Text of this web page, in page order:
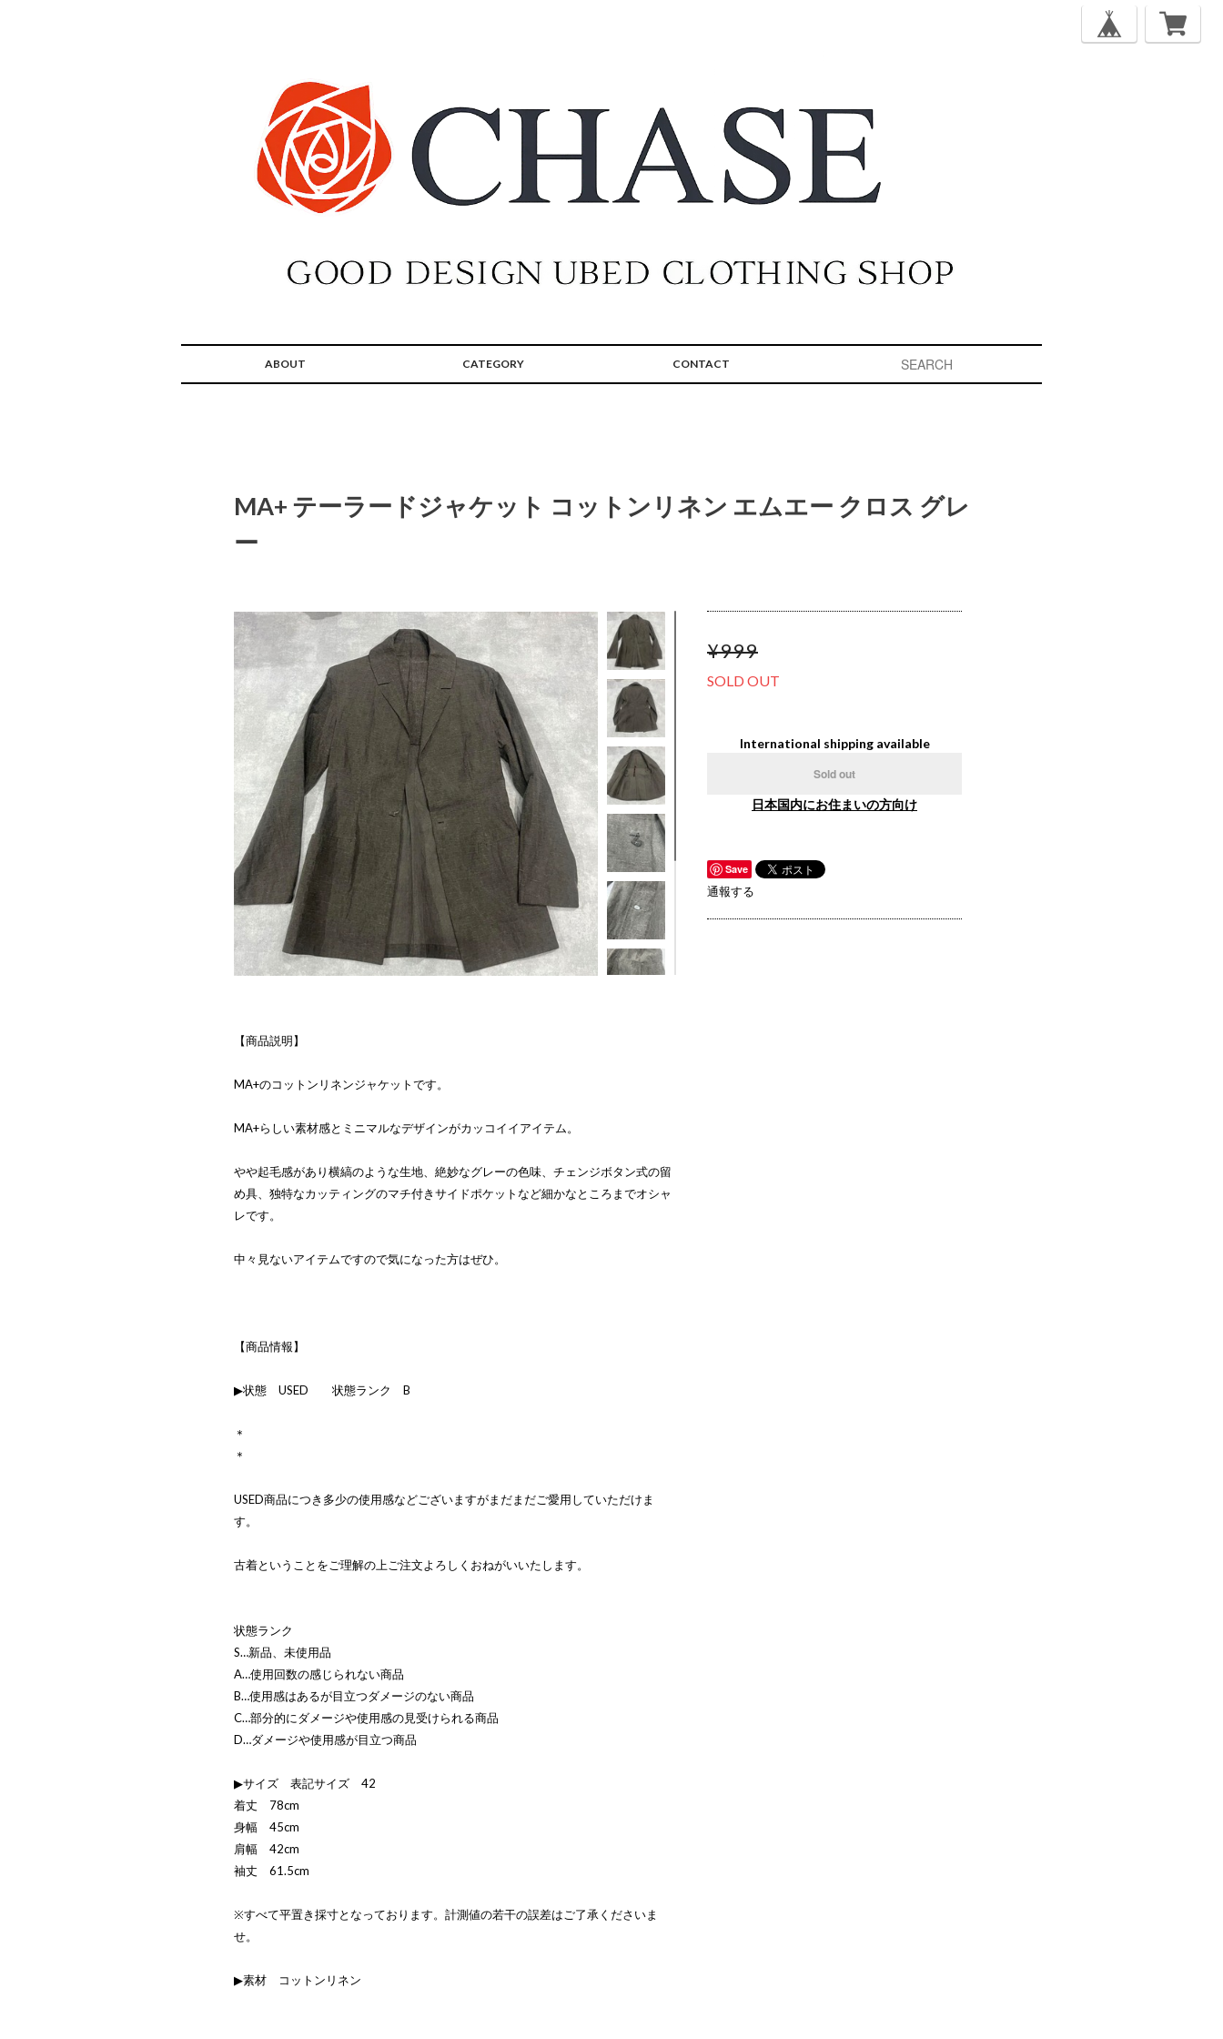
ABOUT CATEGORY CONTACT
MA+ テーラードジャケット コットンリネン エムエー クロス グレ
ー
【商品説明】
MA+のコットンリネンジャケットです。
MA+らしい素材感とミニマルなデザインがカッコイイアイテム。
やや起毛感があり横縞のような生地、絶妙なグレーの色味、チェンジボタン式の留
め具、独特なカッティングのマチ付きサイドポケットなど細かなところまでオシャ
レです。
中々見ないアイテムですので気になった方はぜひ。
【商品情報】
▶状態 USED 状態ランク B
＊
＊
USED商品につき多少の使用感などございますがまだまだご愛用していただけま
す。
古着ということをご理解の上ご注文よろしくおねがいいたします。
状態ランク
S…新品、未使用品
A…使用回数の感じられない商品
B…使用感はあるが目立つダメージのない商品
C…部分的にダメージや使用感の見受けられる商品
D…ダメージや使用感が目立つ商品
▶サイズ 表記サイズ 42
着丈 78cm
身幅 45cm
肩幅 42cm
袖丈 61.5cm
※すべて平置き採寸となっております。計測値の若干の誤差はご了承くださいま
せ。
▶素材 コットンリネン
¥999
SOLD OUT
International shipping available
Sold out
日本国内にお住まいの方向け
Save
通報する